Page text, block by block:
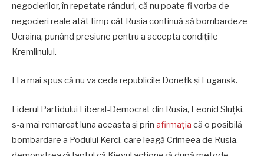
negocierilor, în repetate rânduri, că nu poate fi vorba de
negocieri reale atât timp cât Rusia continuă să bombardeze
Ucraina, punând presiune pentru a accepta condițiile
Kremlinului.
El a mai spus că nu va ceda republicile Donețk și Lugansk.
Liderul Partidului Liberal-Democrat din Rusia, Leonid Sluţki,
s-a mai remarcat luna aceasta și prin afirmația că o posibilă
bombardare a Podului Kerci, care leagă Crimeea de Rusia,